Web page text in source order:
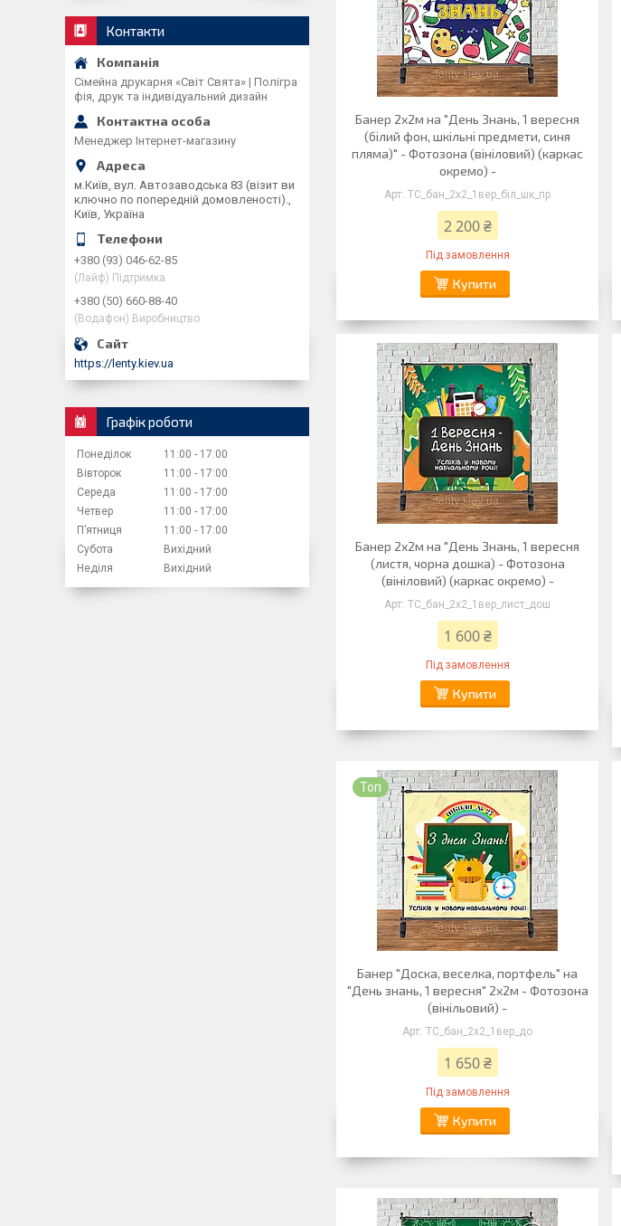
Банер 2х2м на "День Знань, 1 вересня
(білий фон, шкільні предмети, синя
пляма)" - Фотозона (вініловий) (каркас
окремо) -
ТС_бан_2х2_1вер_біл_шк_пр
2 200 ₴
Під замовлення
Купити
Банер 2х2м на "День Знань, 1 вересня
(листя, чорна дошка) - Фотозона
(вініловий) (каркас окремо) -
ТС_бан_2х2_1вер_лист_дош
1 600 ₴
Під замовлення
Купити
Топ
Банер "Доска, веселка, портфель" на
"День знань, 1 вересня" 2х2м - Фотозона
(вінільовий) -
ТС_бан_2х2_1вер_до
1 650 ₴
Під замовлення
Купити
Контакти
Сімейна друкарня «Світ Свята» | Полігра
фія, друк та індивідуальний дизайн
Менеджер Інтернет-магазину
м.Київ, вул. Автозаводська 83 (візит ви
ключно по попередній домовленості).,
Київ, Україна
+380 (93) 046-62-85
(Лайф) Підтримка
+380 (50) 660-88-40
(Водафон) Виробництво
https://lenty.kiev.ua
Графік роботи
Понеділок 11:00
17:00
Вівторок
11:00
17:00
Середа
11:00
17:00
Четвер
11:00
17:00
Пʼятниця
11:00
17:00
Субота
Вихідний
Неділя
Вихідний